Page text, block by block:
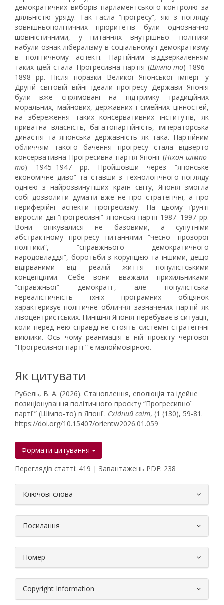
демократичних виборів парламентського контролю за
діяльністю уряду. Так гасла “прогресу”, які з погляду
зовнішньополітичних пріоритетів були однозначно
шовіністичними, у питаннях внутрішньої політики
набули ознак лібералізму в соціальному і демократизму
в політичному аспекті. Партійним віддзеркаленням
таких ідей стала Прогресивна партія (Шімпо-то) 1896–
1898 рр. Після поразки Великої Японської імперії у
Другій світовій війні ідеали прогресу Держави Японія
були вже спрямовані на підтримку традиційних
моральних, майнових, державних і сімейних цінностей,
на збереження таких консервативних інститутів, як
приватна власність, багатопартійність, імператорська
династія та японська державність як така. Партійним
обличчям такого бачення прогресу стала відверто
консервативна Прогресивна партія Японії (Ніхон шімпо-
то) 1945–1947 рр. Пройшовши через “японське
економічне диво” та ставши з технологічного погляду
однією з найрозвинутіших країн світу, Японія змогла
собі дозволити думати вже не про стратегічні, а про
периферійні аспекти прогресизму. На цьому ґрунті
виросли дві “прогресивні” японські партії 1987–1997 рр.
Вони опікувалися не базовими, а супутніми
абстрактному прогресу питаннями “чесної прозорої
політики”, “справжнього демократичного
народовладдя”, боротьби з корупцією та іншими, дещо
відірваними від реалій життя популістськими
концепціями. Себе вони вважали прихильниками
“справжньої” демократії, але популістська
нереалістичність їхніх програмних обіцянок
характеризує політичне обличчя зазначених партій як
лівоцентристських. Нинішня Японія перебуває в ситуації,
коли перед нею справді не стоять системні стратегічні
виклики. Ось чому реанімація в ній проєкту чергової
“Прогресивної партії” є малоймовірною.
Як цитувати
Рубель, В. А. (2026). Становлення, еволюція та ідейне
позиціонування політичного проєкту “Прогресивної
партії” (Шімпо-то) в Японії. Східний світ, (1 (130), 59-81.
https://doi.org/10.15407/orientw2026.01.059
Формати цитування
Переглядів статті: 419 | Завантажень PDF: 238
Ключові слова
Посилання
Номер
Copyright Information